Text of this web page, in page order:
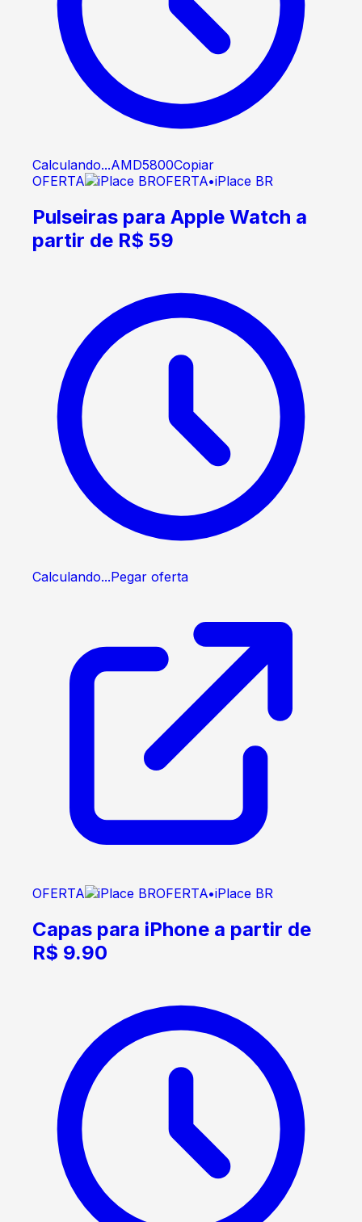
Calculando...AMD5800Copiar
OFERTA
OFERTA•iPlace BR
Pulseiras para Apple Watch a
partir de R$ 59
Calculando...Pegar oferta
OFERTA OFERTA•iPlace BR
Capas para iPhone a partir de
R$ 9.90